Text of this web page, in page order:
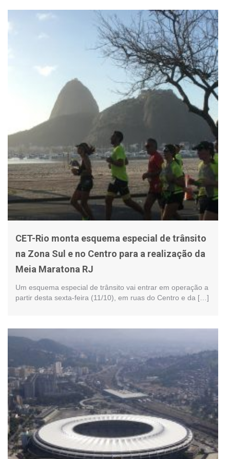
CET-Rio monta esquema especial de trânsito
na Zona Sul e no Centro para a realização da
Meia Maratona RJ
Um esquema especial de trânsito vai entrar em operação a
partir desta sexta-feira (11/10), em ruas do Centro e da […]